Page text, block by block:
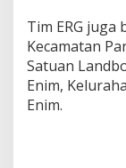
Tim ERG juga
Kecamatan
Satuan
Enim,
Enim.